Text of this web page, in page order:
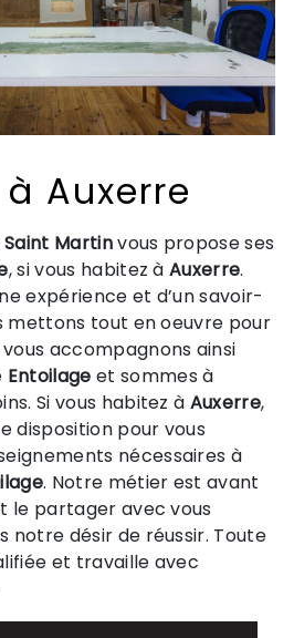
Auxerre
Martinvous propose ses
, si vous habitez àAuxerre.
expérience et d’un savoir-
mettons tout en oeuvre pour
accompagnons ainsi
Entoilage et sommes à
Si vous habitez à Auxerre,
disposition pour vous
nécessaires à
. Notre métier est avant
le partager avec vous
notre désir de réussir. Toute
et travaille avec